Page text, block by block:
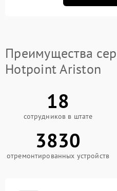
Преимущества
Hotpoint Ariston
18
сотрудников в штате
3830
отремонтированных устройств